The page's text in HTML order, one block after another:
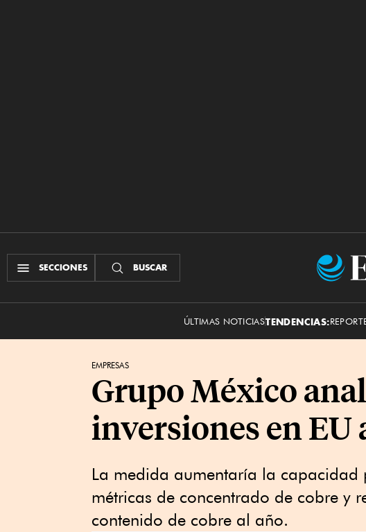
SECCIONES BUSCAR
ÚLTIMAS NOTICIASTENDENCIAS:
EMPRESAS
Grupo México
inversiones en EU
La medida aumentaría la
métricas de concentrado de cobre y
contenido de cobre al año.